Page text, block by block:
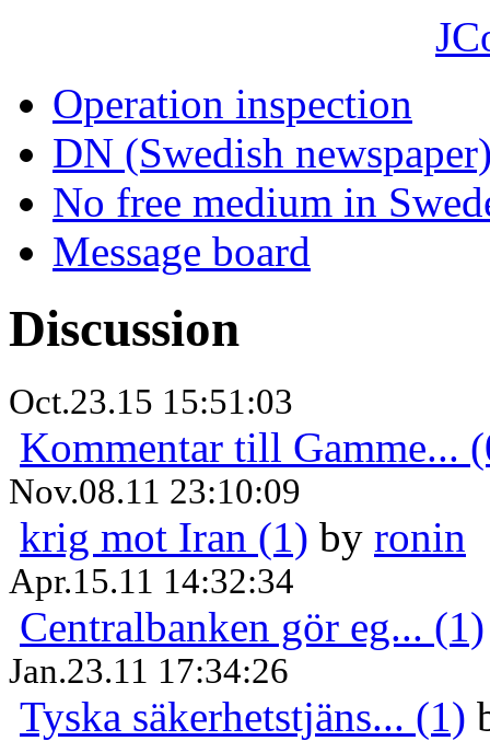
Operation inspection
DN (Swedish
No free medium in
Message board
Discussion
Oct.23.15 15:51:03
Kommentar till Gamme...
Nov.08.11 23:10:09
krig mot Iran (1) by ronin
Apr.15.11 14:32:34
Centralbanken gör eg... (1)
Jan.23.11 17:34:26
Tyska säkerhetstjäns... (1)